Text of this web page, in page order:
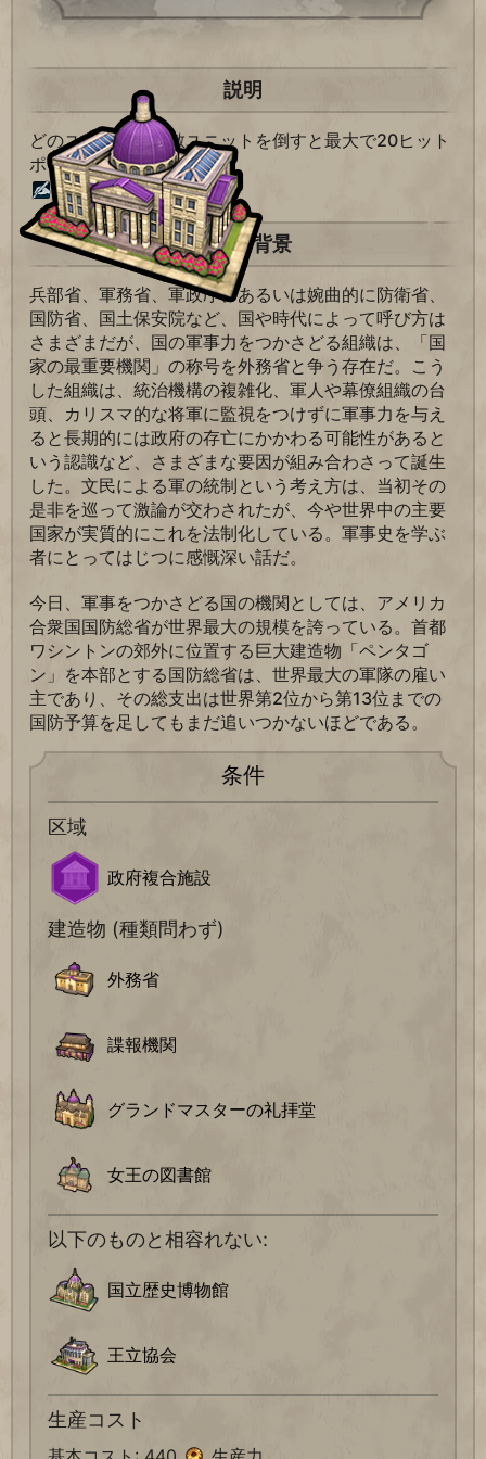
説明
どのユニットも、敵ユニットを倒すと最大で20ヒット
ポイントが回復する。
総督の称号+1。
歴史的背景
兵部省、軍務省、軍政庁、あるいは婉曲的に防衛省、
国防省、国土保安院など、国や時代によって呼び方は
さまざまだが、国の軍事力をつかさどる組織は、「国
家の最重要機関」の称号を外務省と争う存在だ。こう
した組織は、統治機構の複雑化、軍人や幕僚組織の台
頭、カリスマ的な将軍に監視をつけずに軍事力を与え
ると長期的には政府の存亡にかかわる可能性があると
いう認識など、さまざまな要因が組み合わさって誕生
した。文民による軍の統制という考え方は、当初その
是非を巡って激論が交わされたが、今や世界中の主要
国家が実質的にこれを法制化している。軍事史を学ぶ
者にとってはじつに感慨深い話だ。
今日、軍事をつかさどる国の機関としては、アメリカ
合衆国国防総省が世界最大の規模を誇っている。首都
ワシントンの郊外に位置する巨大建造物「ペンタゴ
ン」を本部とする国防総省は、世界最大の軍隊の雇い
主であり、その総支出は世界第2位から第13位までの
国防予算を足してもまだ追いつかないほどである。
条件
区域
政府複合施設
建造物 (種類問わず)
外務省
諜報機関
グランドマスターの礼拝堂
女王の図書館
以下のものと相容れない:
国立歴史博物館
王立協会
生産コスト